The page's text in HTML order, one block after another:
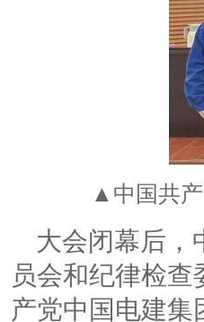
▲中国共
大会闭幕后，
员会和纪律检
产党中国电建集